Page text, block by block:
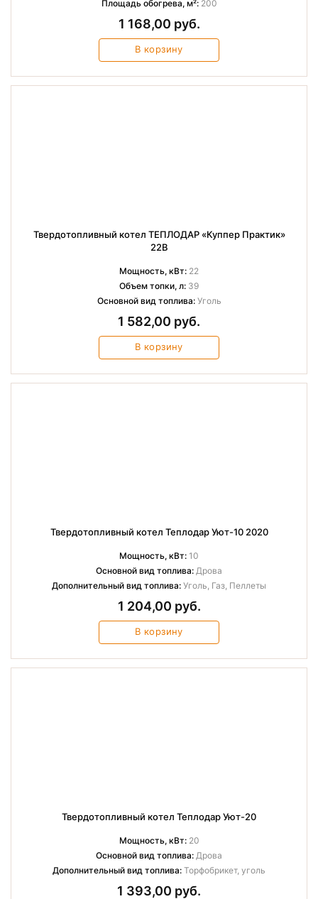
Площадь обогрева, м²:200
1 168,00 руб.
В корзину
Твердотопливный котел ТЕПЛОДАР «Куппер Практик»
22B
Мощность, кВт: 22
Объем топки, л: 39
Основной вид топлива:Уголь
1 582,00 руб.
В корзину
Твердотопливный котел Теплодар Уют-10 2020
Мощность, кВт: 10
Основной вид топлива: Дрова
Дополнительный вид топлива: Уголь, Газ, Пеллеты
1 204,00 руб.
В корзину
Твердотопливный котел Теплодар Уют-20
Мощность, кВт:20
Основной вид топлива: Дрова
Дополнительный вид топлива: Торфобрикет, уголь
1 393,00 руб.